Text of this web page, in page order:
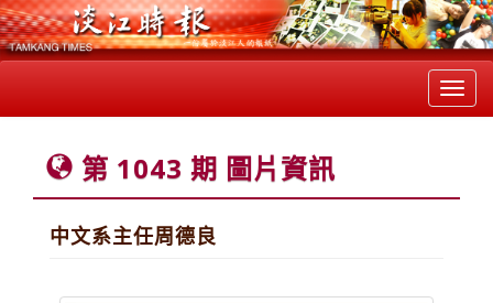
第 1043 期 圖片資訊
中文系主任周德良